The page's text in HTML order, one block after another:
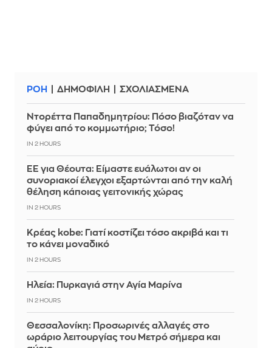
ΡΟΗ ΔΗΜΟΦΙΛΗ ΣΧΟΛΙΑΣΜΕΝΑ
Ντορέττα Παπαδημητρίου: Πόσο βιαζόταν να
φύγει από το κομμωτήριο; Τόσο!
IN 2 HOURS
ΕΕ για Θέουτα: Είμαστε ευάλωτοι αν οι
συνοριακοί έλεγχοι εξαρτώνται από την καλή
θέληση κάποιας γειτονικής χώρας
IN 2 HOURS
Κρέας kobe: Γιατί κοστίζει τόσο ακριβά και τι
το κάνει μοναδικό
IN 2 HOURS
Ηλεία: Πυρκαγιά στην Αγία Μαρίνα
IN 2 HOURS
Θεσσαλονίκη: Προσωρινές αλλαγές στο
ωράριο λειτουργίας του Μετρό σήμερα και